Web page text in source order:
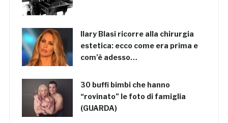
Ilary Blasi ricorre alla chirurgia
estetica: ecco come era prima e
com’è adesso…
30 buffi bimbi che hanno
“rovinato” le foto di famiglia
(GUARDA)